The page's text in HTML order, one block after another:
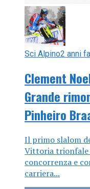
Sci Alpino2 anni fa
Clement
Grande
Pinheiro
Il primo slalom
Vittoria trionfale
concorrenza e
carriera...